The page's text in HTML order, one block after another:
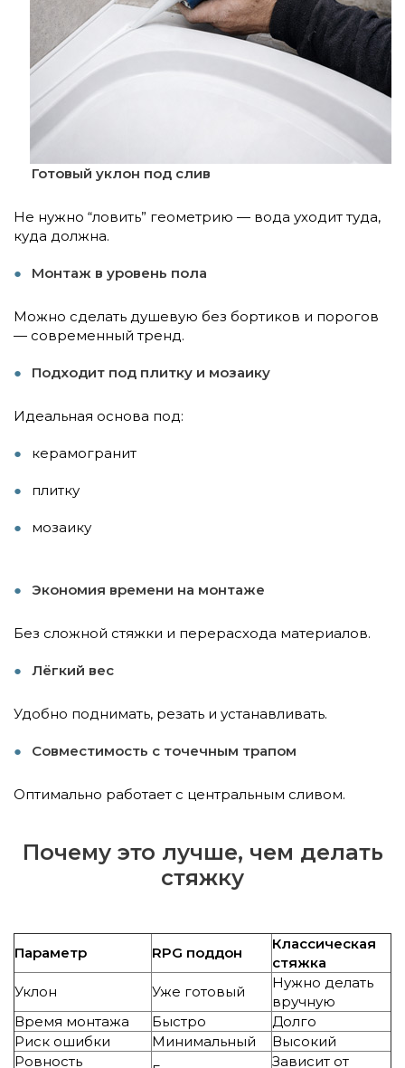
Готовый уклон под слив
Не нужно “ловить” геометрию — вода уходит туда,
куда должна.
Монтаж в уровень пола
Можно сделать душевую без бортиков и порогов
— современный тренд.
Подходит под плитку и мозаику
Идеальная основа под:
керамогранит
плитку
мозаику
Экономия времени на монтаже
Без сложной стяжки и перерасхода материалов.
Лёгкий вес
Удобно поднимать, резать и устанавливать.
Совместимость с точечным трапом
Оптимально работает с центральным сливом.
Почему это лучше, чем делать
стяжку
Параметр RPG поддон
Классическая
стяжка
Уклон
Уже готовый
Нужно делать
вручную
Время монтажа
Быстро
Долго
Риск ошибки
Минимальный
Высокий
Ровность
Зависит от